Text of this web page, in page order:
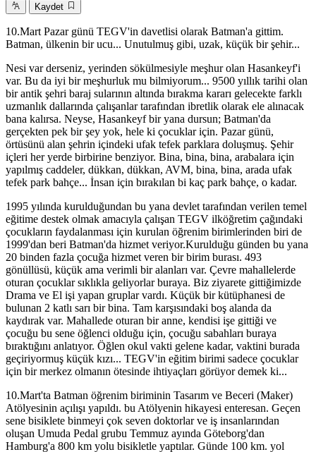
Kaydet
10.Mart Pazar günü TEGV'in davetlisi olarak Batman'a gittim.
Batman, ülkenin bir ucu... Unutulmuş gibi, uzak, küçük bir şehir...
Nesi var derseniz, yerinden sökülmesiyle meşhur olan Hasankeyf'i
var. Bu da iyi bir meşhurluk mu bilmiyorum... 9500 yıllık tarihi olan
bir antik şehri baraj sularının altında bırakma kararı gelecekte farklı
uzmanlık dallarında çalışanlar tarafından ibretlik olarak ele alınacak
bana kalırsa. Neyse, Hasankeyf bir yana dursun; Batman'da
gerçekten pek bir şey yok, hele ki çocuklar için. Pazar günü,
örtüsünü alan şehrin içindeki ufak tefek parklara doluşmuş. Şehir
içleri her yerde birbirine benziyor. Bina, bina, bina, arabalara için
yapılmış caddeler, dükkan, dükkan, AVM, bina, bina, arada ufak
tefek park bahçe... İnsan için bırakılan bi kaç park bahçe, o kadar.
1995 yılında kurulduğundan bu yana devlet tarafından verilen temel
eğitime destek olmak amacıyla çalışan TEGV ilköğretim çağındaki
çocukların faydalanması için kurulan öğrenim birimlerinden biri de
1999'dan beri Batman'da hizmet veriyor.Kurulduğu günden bu yana
20 binden fazla çocuğa hizmet veren bir birim burası. 493
gönüllüsü, küçük ama verimli bir alanları var. Çevre mahallelerde
oturan çocuklar sıklıkla geliyorlar buraya. Biz ziyarete gittiğimizde
Drama ve El işi yapan gruplar vardı. Küçük bir kütüphanesi de
bulunan 2 katlı sarı bir bina. Tam karşısındaki boş alanda da
kaydırak var. Mahallede oturan bir anne, kendisi işe gittiği ve
çocuğu bu sene öğlenci olduğu için, çocuğu sabahları buraya
bıraktığını anlatıyor. Öğlen okul vakti gelene kadar, vaktini burada
geçiriyormuş küçük kızı... TEGV'in eğitim birimi sadece çocuklar
için bir merkez olmanın ötesinde ihtiyaçları görüyor demek ki...
10.Mart'ta Batman öğrenim biriminin Tasarım ve Beceri (Maker)
Atölyesinin açılışı yapıldı. bu Atölyenin hikayesi enteresan. Geçen
sene bisiklete binmeyi çok seven doktorlar ve iş insanlarından
oluşan Umuda Pedal grubu Temmuz ayında Göteborg'dan
Hamburg'a 800 km yolu bisikletle yaptılar. Günde 100 km. yol